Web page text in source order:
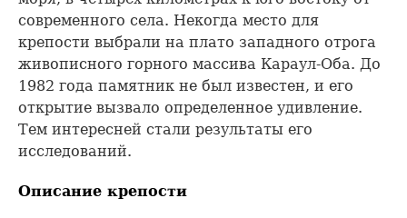
современного села. Некогда место для
крепости выбрали на плато западного отрога
живописного горного массива Караул-Оба. До
1982 года памятник не был известен, и его
открытие вызвало определенное удивление.
Тем интересней стали результаты его
исследований.
Описание крепости